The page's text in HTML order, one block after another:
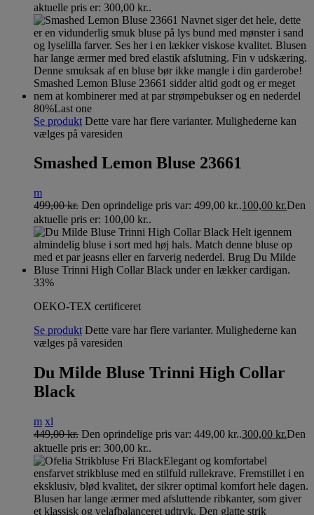
aktuelle pris er: 300,00 kr..
80%Last one
Se produkt Dette vare har flere varianter. Mulighederne kan
vælges på varesiden
Smashed Lemon Bluse 23661
m
499,00kr. Den oprindelige pris var: 499,00 kr..100,00 kr.Den
aktuelle pris er: 100,00 kr..
33%
OEKO-TEX certificeret
Se produkt Dette vare har flere varianter. Mulighederne kan
vælges på varesiden
Du Milde Bluse Trinni High Collar
Black
m xl
449,00kr. Den oprindelige pris var: 449,00 kr..300,00 kr.Den
aktuelle pris er: 300,00 kr..